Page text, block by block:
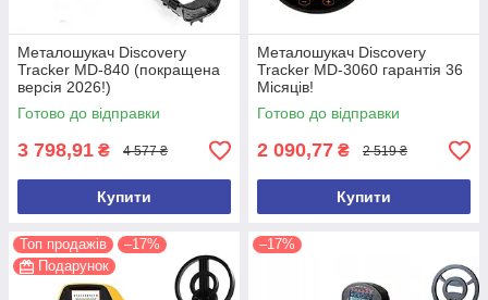
Металошукач Discovery
Tracker MD-840 (покращена
версія 2026!)
Готово до відправки
3 798,91 ₴ 4 577 ₴
Купити
Металошукач Discovery
Tracker MD-3060 гарантія 36
Місяців!
Готово до відправки
2 090,77 ₴ 2 519 ₴
Купити
Топ продажів
–17%
Подарунок
–17%